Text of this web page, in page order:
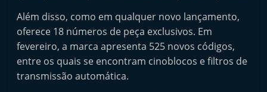
n
t
e
d
Além disso, como em qualquer novo lançamento,
oferece 18 números de peça exclusivos. Em
fevereiro, a marca apresenta 525 novos códigos,
entre os quais se encontram cinoblocos e filtros de
transmissão automática.